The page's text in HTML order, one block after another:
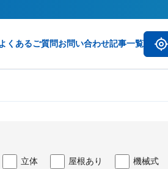
よくあるご質問お問い合わせ記事一覧
立体 屋根あり 機械式